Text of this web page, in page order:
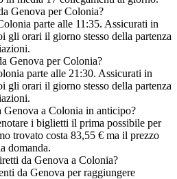
Genova per Colonia?
parte alle 11:35. Assicurati in
gli orari il giorno stesso della partenza
Genova per Colonia?
parte alle 21:30. Assicurati in
gli orari il giorno stesso della partenza
a Colonia in anticipo?
i biglietti il prima possibile per
trovato costa 83,55 € ma il prezzo
domanda.
da Genova a Colonia?
da Genova per raggiungere